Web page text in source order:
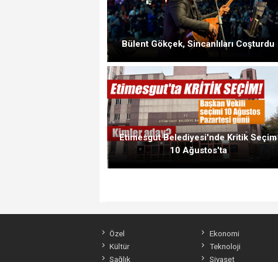
Bülent Gökçek, Sincanlıları Coşturdu
Etimesgut Belediyesi'nde Kritik Seçim
10 Ağustos'ta
Özel
Ekonomi
Kültür
Teknoloji
Sağlık
Siyaset